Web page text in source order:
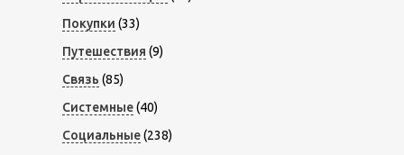
Покупки (33)
Путешествия (9)
Связь (85)
Системные(40)
Социальные(238)